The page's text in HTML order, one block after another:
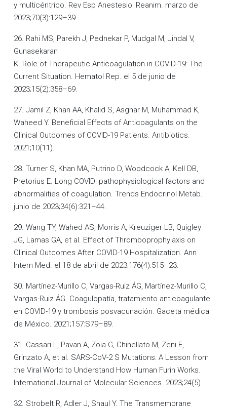
y multicéntrico. Rev Esp Anestesiol Reanim. marzo de
2023;70(3):129–39.
26. Rahi MS, Parekh J, Pednekar P, Mudgal M, Jindal V,
Gunasekaran
K. Role of Therapeutic Anticoagulation in COVID-19: The
Current Situation. Hematol Rep. el 5 de junio de
2023;15(2):358–69.
27. Jamil Z, Khan AA, Khalid S, Asghar M, Muhammad K,
Waheed Y. Beneficial Effects of Anticoagulants on the
Clinical Outcomes of COVID-19 Patients. Antibiotics.
2021;10(11).
28. Turner S, Khan MA, Putrino D, Woodcock A, Kell DB,
Pretorius E. Long COVID: pathophysiological factors and
abnormalities of coagulation. Trends Endocrinol Metab.
junio de 2023;34(6):321–44.
29. Wang TY, Wahed AS, Morris A, Kreuziger LB, Quigley
JG, Lamas GA, et al. Effect of Thromboprophylaxis on
Clinical Outcomes After COVID-19 Hospitalization. Ann
Intern Med. el 18 de abril de 2023;176(4):515–23.
30. Martínez-Murillo C, Vargas-Ruiz ÁG, Martínez-Murillo C,
Vargas-Ruiz ÁG. Coagulopatía, tratamiento anticoagulante
en COVID-19 y trombosis posvacunación. Gaceta médica
de México. 2021;157:S79–89.
31. Cassari L, Pavan A, Zoia G, Chinellato M, Zeni E,
Grinzato A, et al. SARS-CoV-2 S Mutations: A Lesson from
the Viral World to Understand How Human Furin Works.
International Journal of Molecular Sciences. 2023;24(5).
32. Strobelt R, Adler J, Shaul Y. The Transmembrane